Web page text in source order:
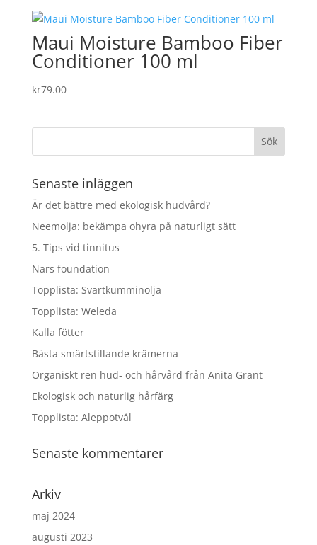
var:
kr179.00.
är:
kr69.00.
Maui Moisture Bamboo Fiber
Conditioner 100 ml
kr79.00
Senaste inläggen
Är det bättre med ekologisk hudvård?
Neemolja: bekämpa ohyra på naturligt sätt
5. Tips vid tinnitus
Nars foundation
Topplista: Svartkumminolja
Topplista: Weleda
Kalla fötter
Bästa smärtstillande krämerna
Organiskt ren hud- och hårvård från Anita Grant
Ekologisk och naturlig hårfärg
Topplista: Aleppotvål
Senaste kommentarer
Arkiv
maj 2024
augusti 2023